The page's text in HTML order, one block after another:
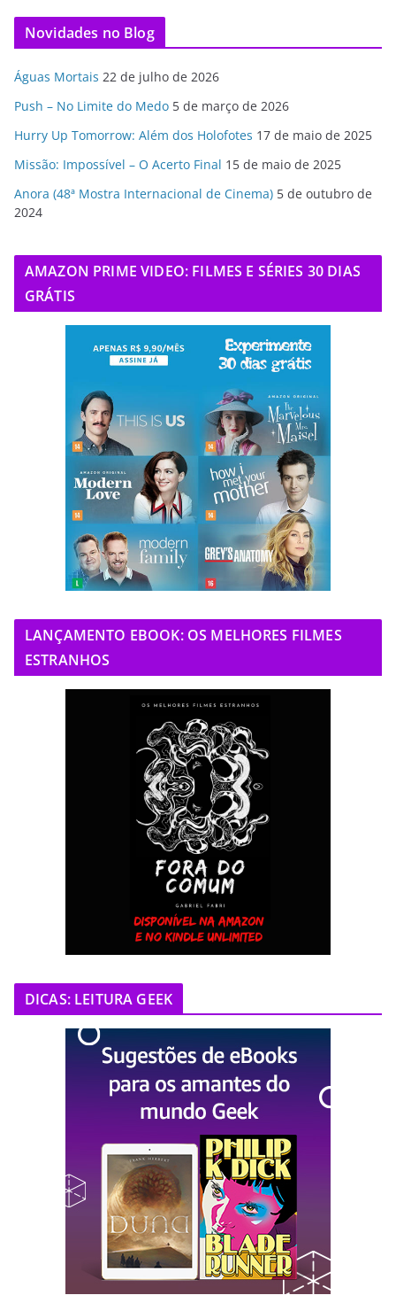
Novidades no Blog
Águas Mortais 22 de julho de 2026
Push – No Limite do Medo 5 de março de 2026
Hurry Up Tomorrow: Além dos Holofotes 17 de maio de 2025
Missão: Impossível – O Acerto Final 15 de maio de 2025
Anora (48ª Mostra Internacional de Cinema) 5 de outubro de
2024
AMAZON PRIME VIDEO: FILMES E SÉRIES 30 DIAS
GRÁTIS
LANÇAMENTO EBOOK: OS MELHORES FILMES
ESTRANHOS
DICAS: LEITURA GEEK